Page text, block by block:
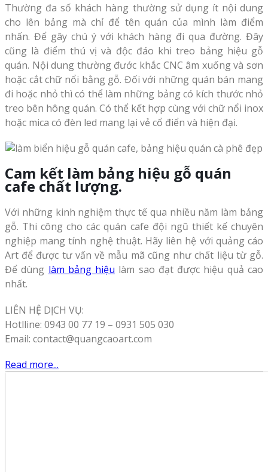
Thường đa số khách hàng thường sử dụng ít nội dung
cho lên bảng mà chỉ để tên quán của mình làm điểm
nhấn. Để gây chú ý với khách hàng đi qua đường. Đây
cũng là điểm thú vị và độc đáo khi treo bảng hiệu gỗ
quán. Nội dung thường đước khắc CNC âm xuống và sơn
hoặc cắt chữ nổi bằng gỗ. Đối với những quán bán mang
đi hoặc nhỏ thì có thể làm những bảng có kích thước nhỏ
treo bên hông quán. Có thể kết hợp cùng với chữ nổi inox
hoặc mica có đèn led mang lại vẻ cổ điển và hiện đại.
Cam kết làm bảng hiệu gỗ quán
cafe chất lượng.
Với những kinh nghiệm thực tế qua nhiều năm làm bảng
gỗ. Thi công cho các quán cafe đội ngũ thiết kế chuyên
nghiệp mang tính nghệ thuật. Hãy liên hệ với quảng cáo
Art để được tư vấn về mẫu mã cũng như chất liệu từ gỗ.
Để dùng làm bảng hiệu làm sao đạt được hiệu quả cao
nhất.
LIÊN HỆ DỊCH VỤ:
Hotlline: 0943 00 77 19 – 0931 505 030
Email: contact@quangcaoart.com
Read more...